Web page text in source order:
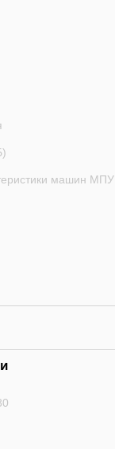
машин МПУ